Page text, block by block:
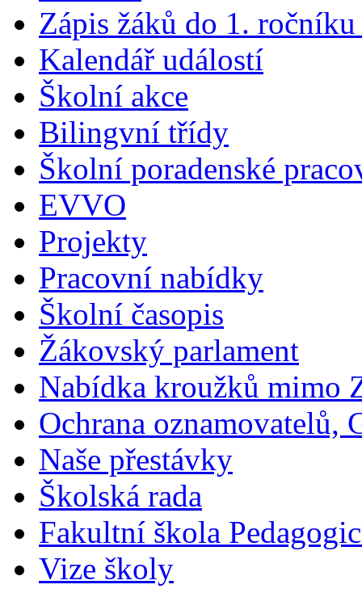
Zápis žáků do 1.
Kalendář událostí
Školní akce
Bilingvní třídy
Školní poradenské
EVVO
Projekty
Pracovní nabídky
Školní časopis
Žákovský parlament
Nabídka kroužků mimo
Ochrana oznamovatelů,
Naše přestávky
Školská rada
Fakultní škola
Vize školy